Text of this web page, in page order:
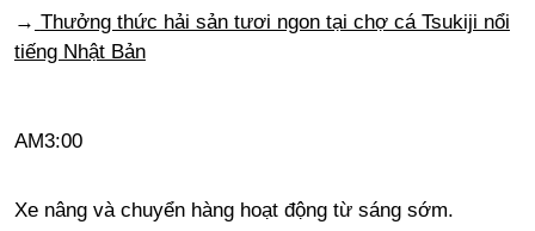
→ Thưởng thức hải sản tươi ngon tại chợ cá Tsukiji nổi
tiếng Nhật Bản
AM3:00
Xe nâng và chuyển hàng hoạt động từ sáng sớm.